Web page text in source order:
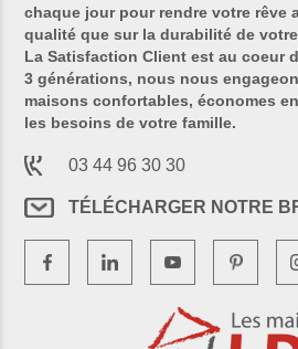
chaque jour pour rendre votre rêve
qualité que sur la durabilité de
La Satisfaction Client est au coeur
3 générations, nous nous
maisons confortables, économes
les besoins de votre famille.
03 44 96 30 30
TÉLÉCHARGER NOTRE